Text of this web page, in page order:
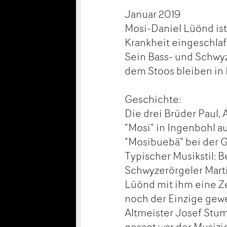
Januar 2019
Mosi-Daniel Lüönd
Krankheit
Sein Bass- und
dem Stoos bleiben in
Geschichte:
Die drei Brüder Paul,
“Mosi“ in Ingenbohl
“Mosibuebä“ bei der
Typischer Musikstil:
Schwyzerörgeler
Lüönd mit ihm eine
noch der Einzige
Altmeister Josef